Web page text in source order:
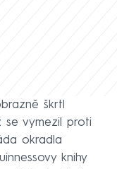
škrtl
se vymezil proti
okradla
knihy